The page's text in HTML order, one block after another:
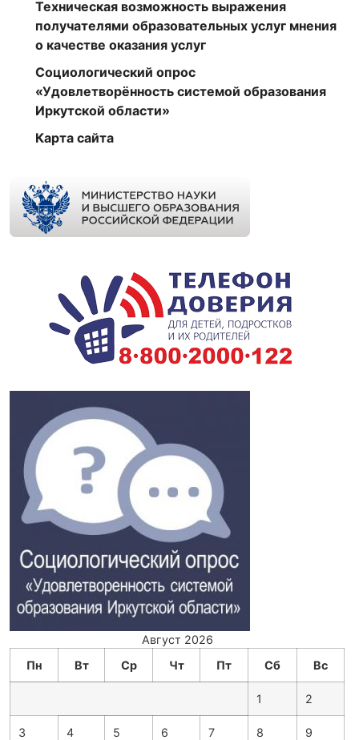
Техническая возможность выражения
получателями образовательных услуг мнения
о качестве оказания услуг
Социологический опрос
«Удовлетворённость системой образования
Иркутской области»
Карта сайта
Август 2026
Пн
Вт Ср Чт Пт Сб Вс
1 2
3 4 5 6 7 8 9